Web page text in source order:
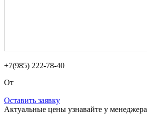
+7(985) 222-78-40
От
Оставить заявку
Актуальные цены узнавайте у менеджера